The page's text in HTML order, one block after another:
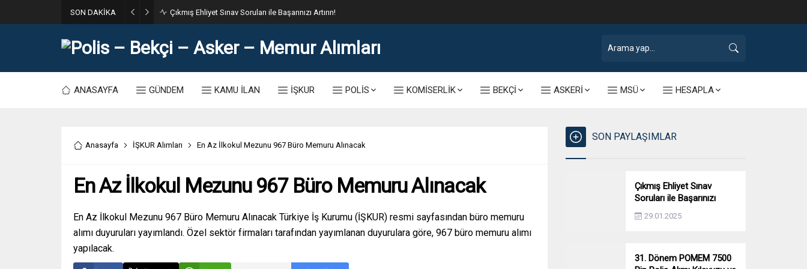
SON DAKİKA 31. Dönem POMEM 7500 Bin Polis Alımı Kılavuzu ve Başvuru Ekranı
ANASAYFA GÜNDEM KAMU İLAN İŞKUR POLİS KOMİSERLİK BEKÇİ ASKERİ MSÜ HESAPLA
Anasayfa İŞKUR Alımları En Az İlkokul Mezunu 967 Büro Memuru Alınacak
En Az İlkokul Mezunu 967 Büro Memuru Alınacak
En Az İlkokul Mezunu 967 Büro Memuru Alınacak Türkiye İş Kurumu (İŞKUR) resmi sayfasından büro memuru
alımı duyuruları yayımlandı. Özel sektör firmaları tarafından yayımlanan duyurulara göre, 967 büro memuru alımı
yapılacak.
SON PAYLAŞIMLAR
Çıkmış Ehliyet Sınav
Soruları ile Başarınızı
Artırın!
29.01.2025
31. Dönem POMEM 7500